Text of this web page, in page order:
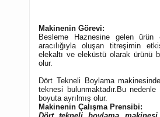
Makinenin Görevi:
Besleme Haznesine gelen ürün
aracılığıyla oluşan titreşimin
elekaltı ve eleküstü olarak ürünü
olur.
Dört Tekneli Boylama
teknesi bulunmaktadır.Bu
boyuta ayrılmış olur.
Makinenin Çalışma Prensibi: